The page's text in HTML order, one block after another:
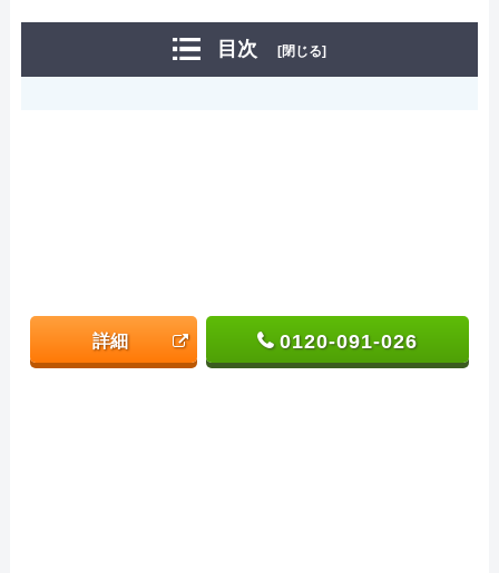
目次 [閉じる]
詳細 0120-091-026